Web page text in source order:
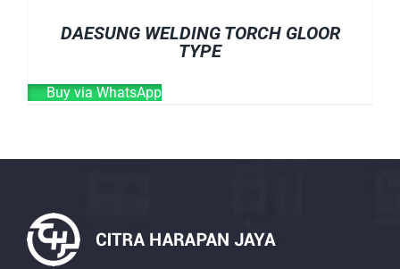
DAESUNG WELDING TORCH GLOOR
TYPE
Buy via WhatsApp